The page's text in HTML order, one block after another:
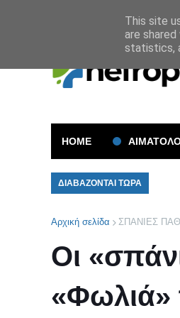
HOME
ΔΙΑΒΑΖΟΝΤΑΙ ΤΩΡΑ
Αρχική σελίδα ΣΠΑΝΙΕΣ
Οι
«Φωλιά»
This site
are
statistics,